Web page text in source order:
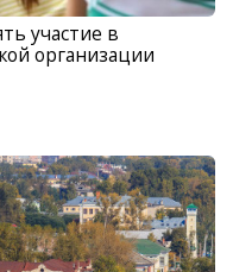
участие в
организации